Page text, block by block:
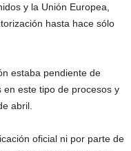
y la Unión Europea,
hasta hace sólo
estaba pendiente de
este tipo de procesos y
abril.
oficial ni por parte de